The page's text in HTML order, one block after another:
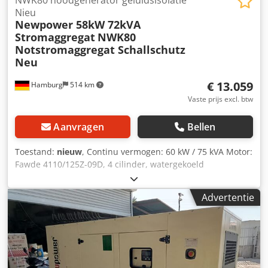
adres
Hamburg 514 km
Nieu
Newpower 58kW 72kVA
Stromaggregat NWK80
Notstromaggregat Schallschutz
Neu
€ 13.059
Vaste prijs excl. btw
Aanvragen Bellen
Toestand: nieuw, Continu vermogen: 60 kW / 75 kVA Motor:
Fawde 4110/125Z-09D, 4 cilinder, watergekoeld
Aansluiting: 1x32A, 1x64A 1x220V Stopcontacten of
stroomonderbrekers, optioneel 125A stopcontact
Frequentie: 50Hz Spanning: 400/230V Cedpfxeh R Tkpe
Apcorf inclusief elektronische snelheidsregeling, AVR,
acculader, voorverwarmer Comap AMF8-besturing met
generatornetwerksynchronisatie exclusief automatische
schakelaar RCD bescherming
Advertentie